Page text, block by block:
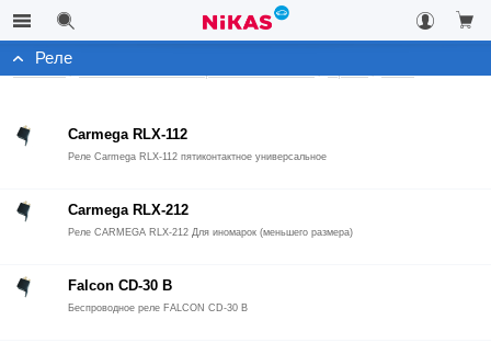
Реле
Carmega RLX-112
Реле Carmega RLX-112 пятиконтактное универсальное
Carmega RLX-212
Реле CARMEGA RLX-212 Для иномарок (меньшего размера)
Falcon CD-30 B
Беспроводное реле FALCON CD-30 B